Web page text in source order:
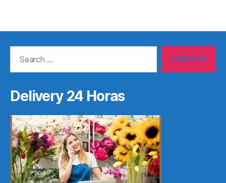
Delivery 24 Horas